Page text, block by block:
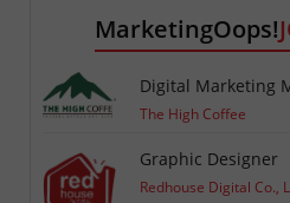
MarketingOops!
Digital Marketing
The High Coffee
Graphic Designer
Redhouse Digital Co.,